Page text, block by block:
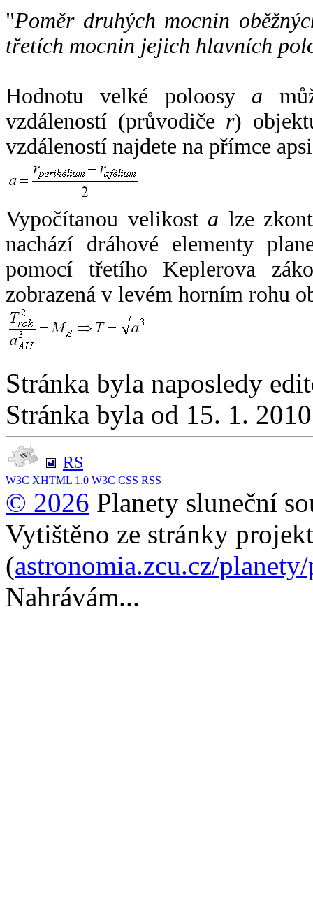
"Poměr druhých mocnin
třetích mocnin jejich hlavních
Hodnotu velké poloosy a
vzdáleností (průvodiče r)
vzdáleností najdete na přímce
Vypočítanou velikost a lze
nachází dráhové elementy
pomocí třetího Keplerova
zobrazená v levém horním rohu
Stránka byla naposledy
Stránka byla od 15. 1.
RS
W3C XHTML 1.0 W3C CSS RSS
© 2026 Planety sluneční
Vytištěno ze stránky
(astronomia.zcu.cz/
Nahrávám...